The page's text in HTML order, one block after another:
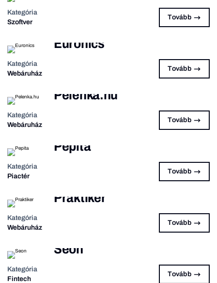
Kategória
Szoftver
Tovább
Euronics
Kategória
Webáruház
Tovább
Pelenka.hu
Kategória
Webáruház
Tovább
Pepita
Kategória
Piactér
Tovább
Praktiker
Kategória
Webáruház
Tovább
Seon
Kategória
Fintech
Tovább